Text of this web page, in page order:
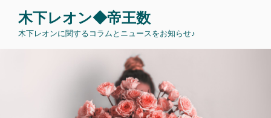
木下レオン◆帝王数
木下レオンに関するコラムとニュースをお知らせ♪